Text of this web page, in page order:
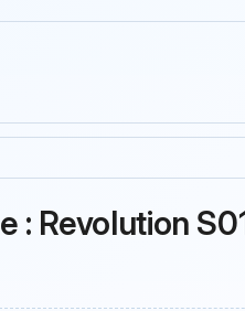
: Revolution